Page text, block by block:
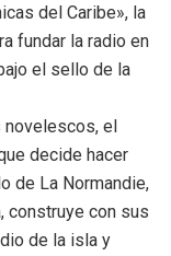
del Caribe», la
fundar la radio en
el sello de la
novelescos, el
decide hacer
de La Normandie,
construye con sus
de la isla y